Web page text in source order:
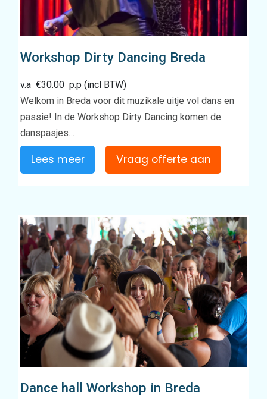
Workshop Dirty Dancing Breda
v.a€30.00 p.p (incl BTW)
Welkom in Breda voor dit muzikale uitje vol dans en
passie! In de Workshop Dirty Dancing komen de
danspasjes…
Lees meer Vraag offerte aan
Dance hall Workshop in Breda